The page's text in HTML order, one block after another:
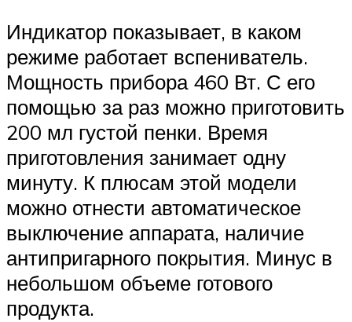
Индикатор показывает, в каком
режиме работает вспениватель.
Мощность прибора 460 Вт. С его
помощью за раз можно приготовить
200 мл густой пенки. Время
приготовления занимает одну
минуту. К плюсам этой модели
можно отнести автоматическое
выключение аппарата, наличие
антипригарного покрытия. Минус в
небольшом объеме готового
продукта.